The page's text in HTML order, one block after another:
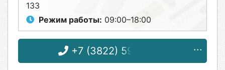
133
Режим работы: 09:00–18:00
+7 (3822) 59-00-59